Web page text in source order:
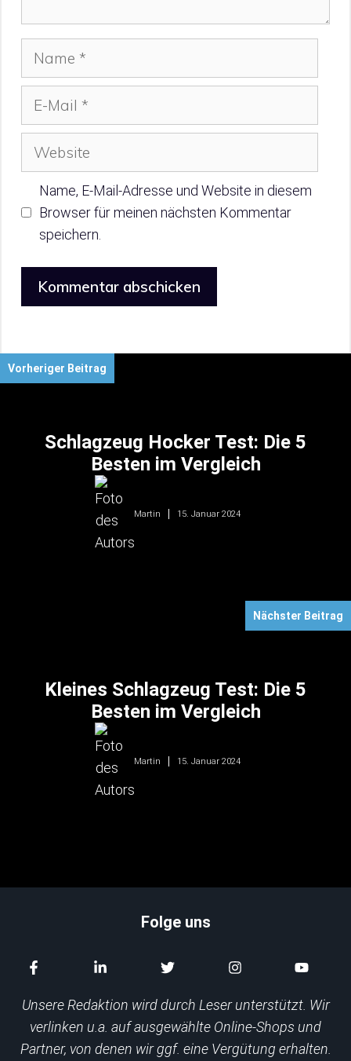
Name, E-Mail-Adresse und Website in diesem
Browser für meinen nächsten Kommentar
speichern.
Vorheriger Beitrag
Schlagzeug Hocker Test: Die 5
Besten im Vergleich
Martin 15. Januar 2024
Nächster Beitrag
Kleines Schlagzeug Test: Die 5
Besten im Vergleich
Martin 15. Januar 2024
Folge uns
Unsere Redaktion wird durch Leser unterstützt. Wir
verlinken u.a. auf ausgewählte Online-Shops und
Partner, von denen wir ggf. eine Vergütung erhalten.